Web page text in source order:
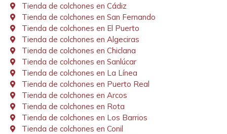
Tienda de colchones en Cádiz
Tienda de colchones en San Fernando
Tienda de colchones en El Puerto
Tienda de colchones en Algeciras
Tienda de colchones en Chiclana
Tienda de colchones en Sanlúcar
Tienda de colchones en La Línea
Tienda de colchones en Puerto Real
Tienda de colchones en Arcos
Tienda de colchones en Rota
Tienda de colchones en Los Barrios
Tienda de colchones en Conil